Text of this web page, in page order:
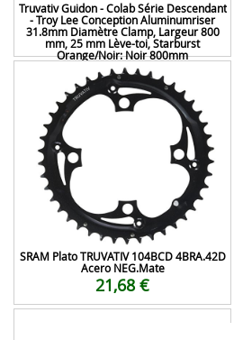
Truvativ Guidon - Colab Série Descendant
- Troy Lee Conception Aluminumriser
31.8mm Diamètre Clamp, Largeur 800
mm, 25 mm Lève-toi, Starburst
Orange/Noir: Noir 800mm
76,61 €
SRAM Plato TRUVATIV 104BCD 4BRA.42D
Acero NEG.Mate
21,68 €